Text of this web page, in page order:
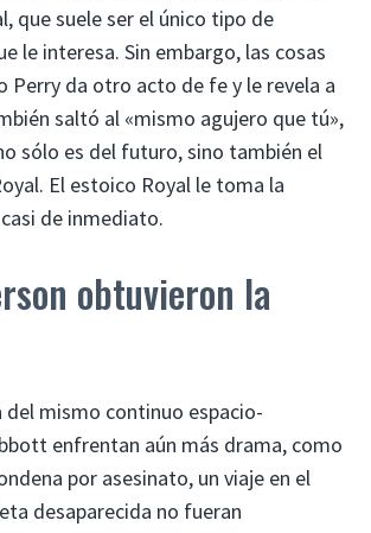
que suele ser el único tipo de
le interesa. Sin embargo, las cosas
Perry da otro acto de fe y le revela a
saltó al «mismo agujero que tú»,
sólo es del futuro, sino también el
El estoico Royal le toma la
de inmediato.
obtuvieron la
del mismo continuo espacio-
enfrentan aún más drama, como
por asesinato, un viaje en el
desaparecida no fueran